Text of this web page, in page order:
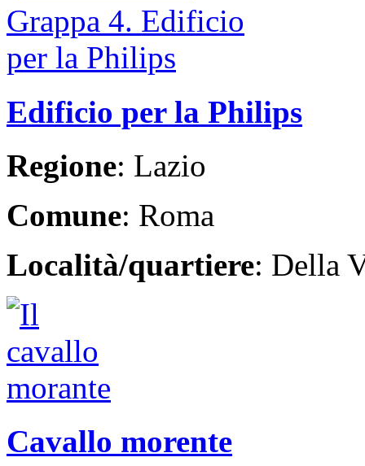
Edificio per la Philips
Regione: Lazio
Comune: Roma
Località/quartiere: Della
Cavallo morente